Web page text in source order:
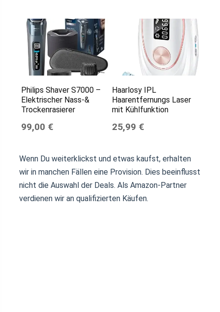
Philips Shaver S7000 –
Elektrischer Nass-&
Trockenrasierer
99,00 €
Haarlosy IPL
Haarentfernungs Laser
mit Kühlfunktion
25,99 €
Wenn Du weiterklickst und etwas kaufst, erhalten
wir in manchen Fällen eine Provision. Dies beeinflusst
nicht die Auswahl der Deals. Als Amazon-Partner
verdienen wir an qualifizierten Käufen.